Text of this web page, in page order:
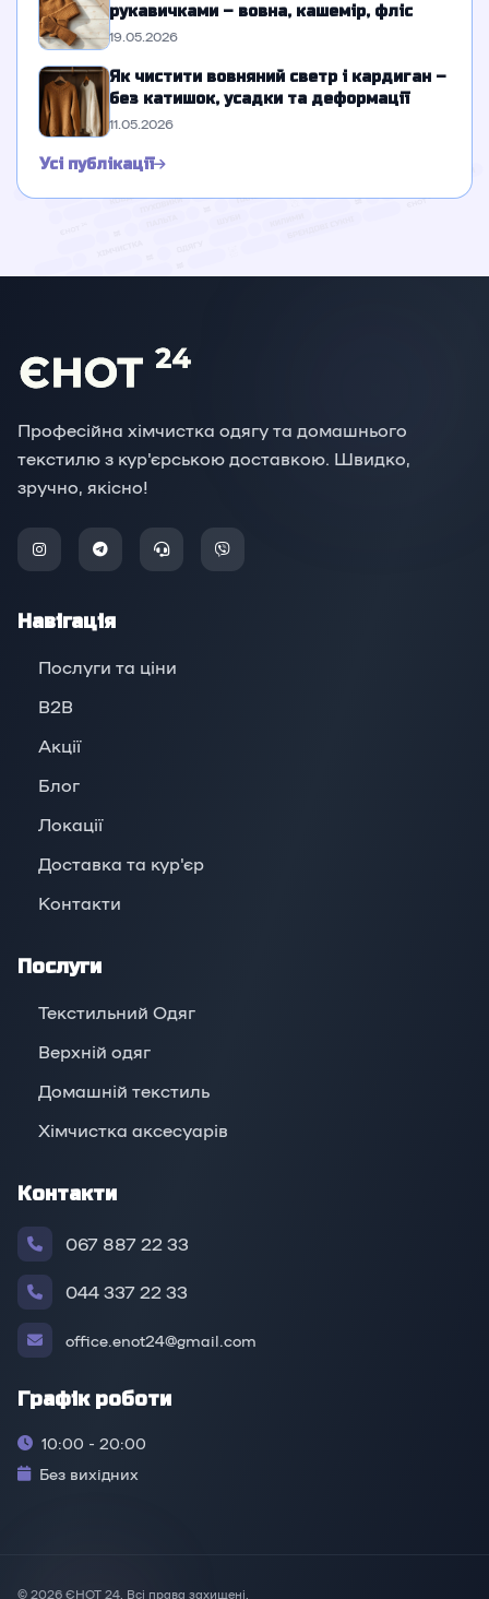
рукавичками – вовна, кашемір, фліс
19.05.2026
Як чистити вовняний светр і кардиган –
без катишок, усадки та деформації
11.05.2026
Усі публікації
Професійна хімчистка одягу та домашнього
текстилю з кур'єрською доставкою. Швидко,
зручно, якісно!
Навігація
Послуги та ціни
B2B
Акції
Блог
Локації
Доставка та кур'єр
Контакти
Послуги
Текстильний Одяг
Верхній oдяг
Домашній текстиль
Хімчистка аксесуарів
Контакти
067 887 22 33
044 337 22 33
office.enot24@gmail.com
Графік роботи
10:00 - 20:00
Без вихідних
© 2026 ЄНОТ 24. Всі права захищені.